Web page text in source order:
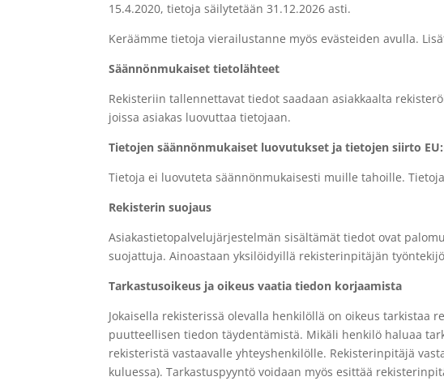
15.4.2020, tietoja säilytetään31.12.2026 asti.
Keräämme tietoja vierailustanne myös evästeiden avulla.
Säännönmukaiset tietolähteet
Rekisteriin tallennettavat tiedot saadaan asiakkaalta
joissa asiakas luovuttaatietojaan.
Tietojen säännönmukaiset luovutukset ja tietojen siirto
Tietoja ei luovuteta säännönmukaisesti muille tahoille.
Rekisterin suojaus
Asiakastietopalvelujärjestelmän sisältämät tiedot ovat
suojattuja.Ainoastaan yksilöidyillä rekisterinpitäjän
Tarkastusoikeus ja oikeus vaatia tiedon korjaamista
Jokaisella rekisterissä olevalla henkilöllä on oikeus
puutteellisen tiedon täydentämistä. Mikäli henkilö haluaa
rekisteristä vastaavalle yhteyshenkilölle. Rekisterinpitäjä
kuluessa). Tarkastuspyyntö voidaan myös esittää